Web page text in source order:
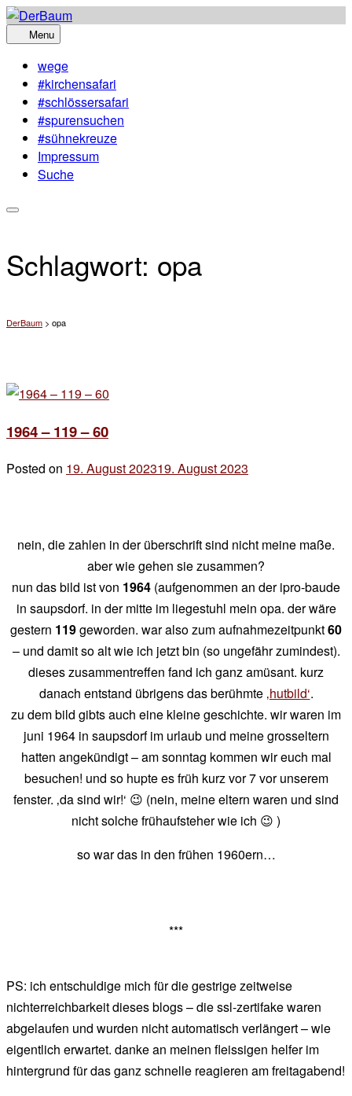
Skip
to
Menu
wege
#kirchensafari
#schlössersafari
#spurensuchen
#sühnekreuze
Impressum
Suche
Schlagwort: opa
DerBaum > opa
1964 – 119 – 60
Posted on 19. August 202319. August 2023
nein, die zahlen in der überschrift sind nicht meine maße.
aber wie gehen sie zusammen?
nun das bild ist von 1964 (aufgenommen an der ipro-baude
in saupsdorf. in der mitte im liegestuhl mein opa. der wäre
gestern 119geworden. war also zum aufnahmezeitpunkt60
– und damit so alt wie ich jetzt bin (so ungefähr zumindest).
dieses zusammentreffen fand ich ganz amüsant. kurz
danach entstand übrigens das berühmte ‚hutbild‘.
zu dem bild gibts auch eine kleine geschichte. wir waren im
juni 1964 in saupsdorf im urlaub und meine grosseltern
hatten angekündigt – am sonntag kommen wir euch mal
besuchen! und so hupte es früh kurz vor 7 vor unserem
fenster. ‚da sind wir!‘ 😉 (nein, meine eltern waren und sind
nicht solche frühaufsteher wie ich 😉 )
so war das in den frühen 1960ern…
***
PS: ich entschuldige mich für die gestrige zeitweise
nichterreichbarkeit dieses blogs – die ssl-zertifake waren
abgelaufen und wurden nicht automatisch verlängert – wie
eigentlich erwartet. danke an meinen fleissigen helfer im
hintergrund für das ganz schnelle reagieren am freitagabend!